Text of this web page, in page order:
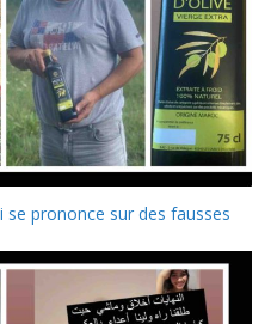
se prononce sur des fausses